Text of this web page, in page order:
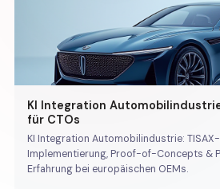
KI Integration
für CTOs
KI Integration Automobilindustrie:
Implementierung, Proof-of-Concepts &
Erfahrung bei europäischen OEMs.